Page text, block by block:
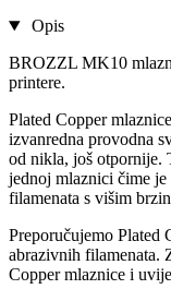
Opis
BROZZL MK10
printere.
Plated Copper
izvanredna provodna
od nikla, još otpornije.
jednoj mlaznici čime
filamenata s višim
Preporučujemo Plated
abrazivnih filamenata.
Copper mlaznice i